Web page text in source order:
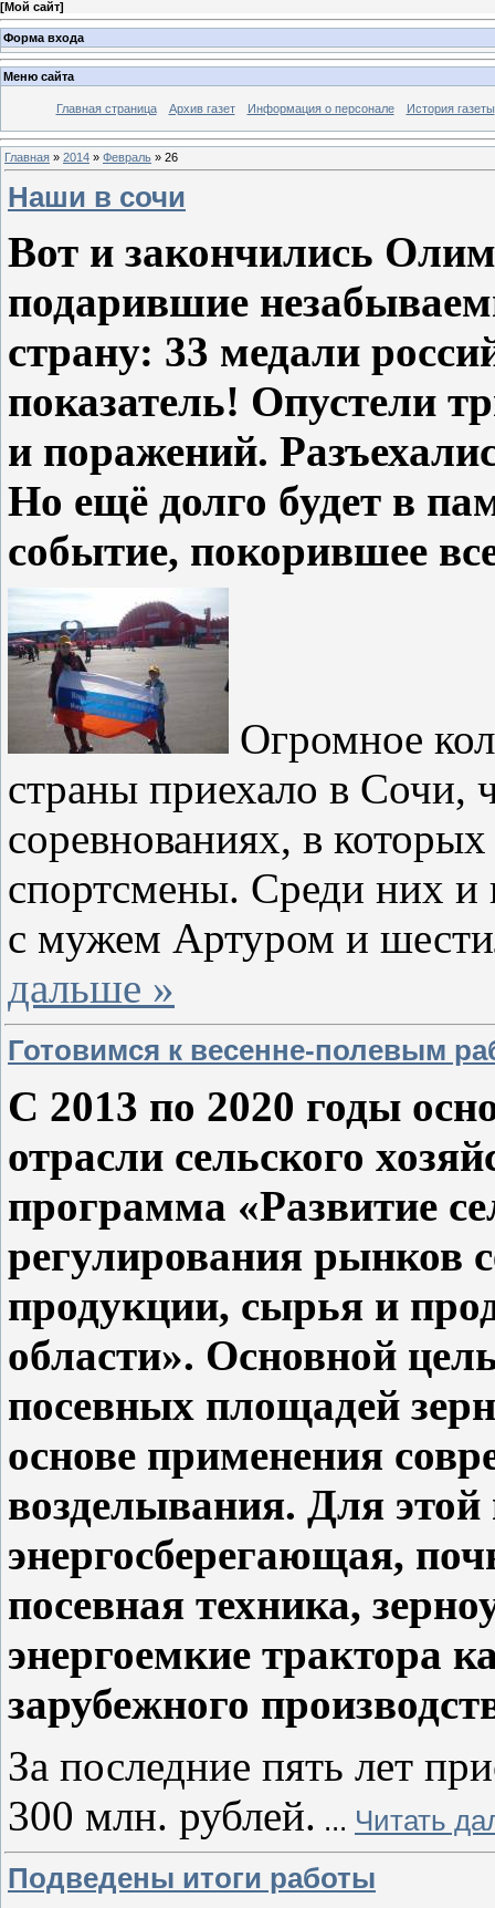
[Мой сайт]
Форма входа
Меню сайта
Главная страница Архив газет Информация о персонале История газеты
Главная » 2014 » Февраль » 26
Наши в сочи
Вот и закончились
подарившие
страну: 33 медали
показатель! Опустели
и поражений.
Но ещё долго будет в
событие, покорившее
Огромное
страны приехало в Сочи,
соревнованиях, в
спортсмены. Среди них
с мужем Артуром и
дальше »
Готовимся к весенне-полевым
C 2013 по 2020 годы
отрасли сельского
программа «Развитие
регулирования рынков
продукции, сырья и
области». Основной
посевных площадей
основе применения
возделывания. Для этой
энергосберегающая,
посевная техника,
энергоемкие трактора
зарубежного
За последние пять лет
300 млн. рублей. ... Читать
Подведены итоги работы